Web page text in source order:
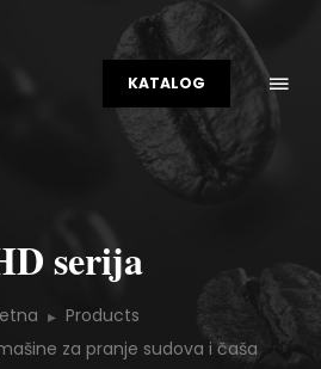
KATALOG
serija
Products
za pranje sudova i čaša